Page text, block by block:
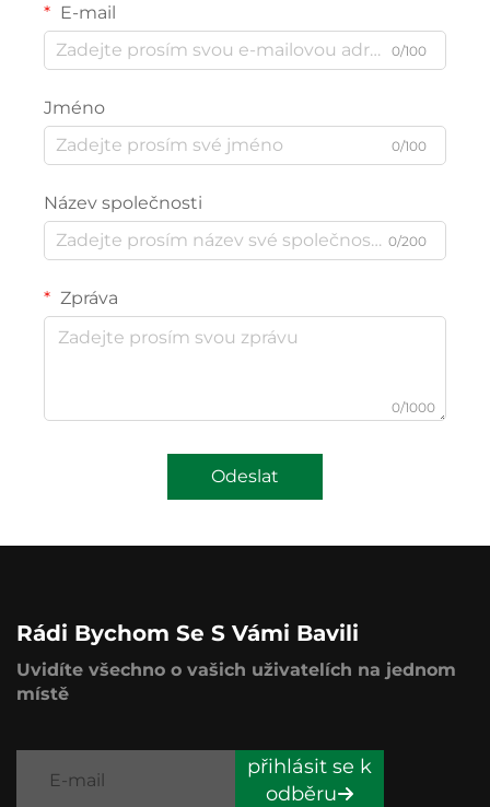
E-mail
0/100
Jméno
0/100
Název společnosti
0/200
Zpráva
0/1000
Odeslat
Rádi Bychom Se S Vámi Bavili
Uvidíte všechno o vašich uživatelích na jednom
místě
přihlásit se k
odběru